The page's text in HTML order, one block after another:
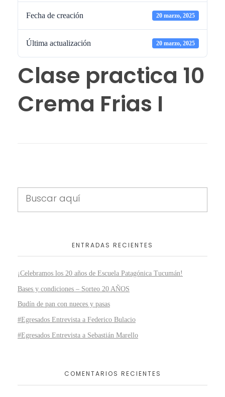
Fecha de creación 20 marzo, 2025
Última actualización 20 marzo, 2025
Clase practica 10
Crema Frias I
ENTRADAS RECIENTES
¡Celebramos los 20 años de Escuela Patagónica Tucumán!
Bases y condiciones – Sorteo 20 AÑOS
Budín de pan con nueces y pasas
#Egresados Entrevista a Federico Bulacio
#Egresados Entrevista a Sebastián Marello
COMENTARIOS RECIENTES